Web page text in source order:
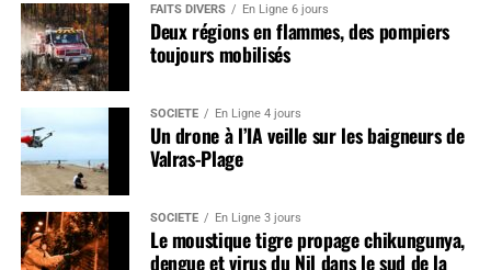
FAITS DIVERS En Ligne 6 jours
Deux régions en flammes, des pompiers
toujours mobilisés
SOCIÉTÉ En Ligne 4 jours
Un drone à l’IA veille sur les baigneurs de
Valras-Plage
SOCIÉTÉ En Ligne 3 jours
Le moustique tigre propage chikungunya,
dengue et virus du Nil dans le sud de la